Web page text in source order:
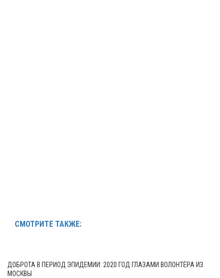
СМОТРИТЕ ТАКЖЕ:
ДОБРОТА В ПЕРИОД ЭПИДЕМИИ: 2020 ГОД ГЛАЗАМИ ВОЛОНТЁРА ИЗ
МОСКВЫ